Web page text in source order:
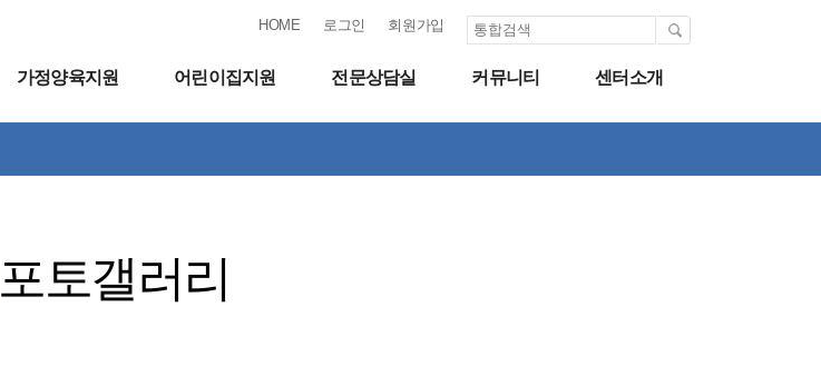
HOME 로그인 회원가입
가정양육지원 어린이집지원 전문상담실 커뮤니티 센터소개
포토갤러리